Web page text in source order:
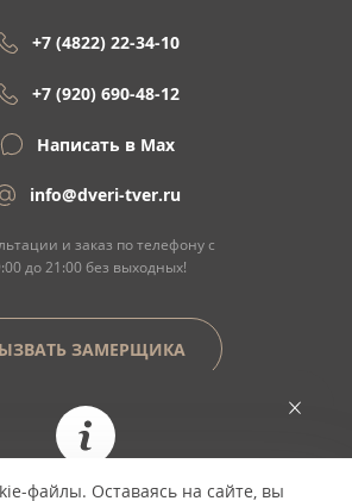
+7 (4822) 22-34-10
+7 (920) 690-48-12
Написать в Max
info@dveri-tver.ru
и заказ по телефону с
до 21:00 без выходных!
ЗАМЕРЩИКА
является договором оферты
файлы. Оставаясь на сайте, вы